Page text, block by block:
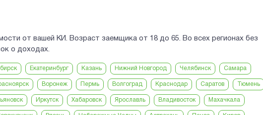
от вашей КИ. Возраст заемщика от 18 до 65. Во всех регионах без
о доходах.
Екатеринбург Казань Нижний Новгород Челябинск Самара
Воронеж Пермь Волгоград Краснодар Саратов Тюмень
Иркутск Хабаровск Ярославль Владивосток Махачкала